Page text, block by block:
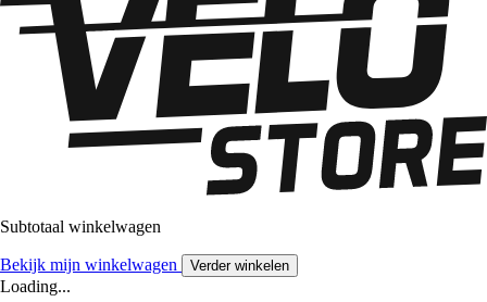
Subtotaal winkelwagen
Bekijk mijn winkelwagen Verder winkelen
Loading...